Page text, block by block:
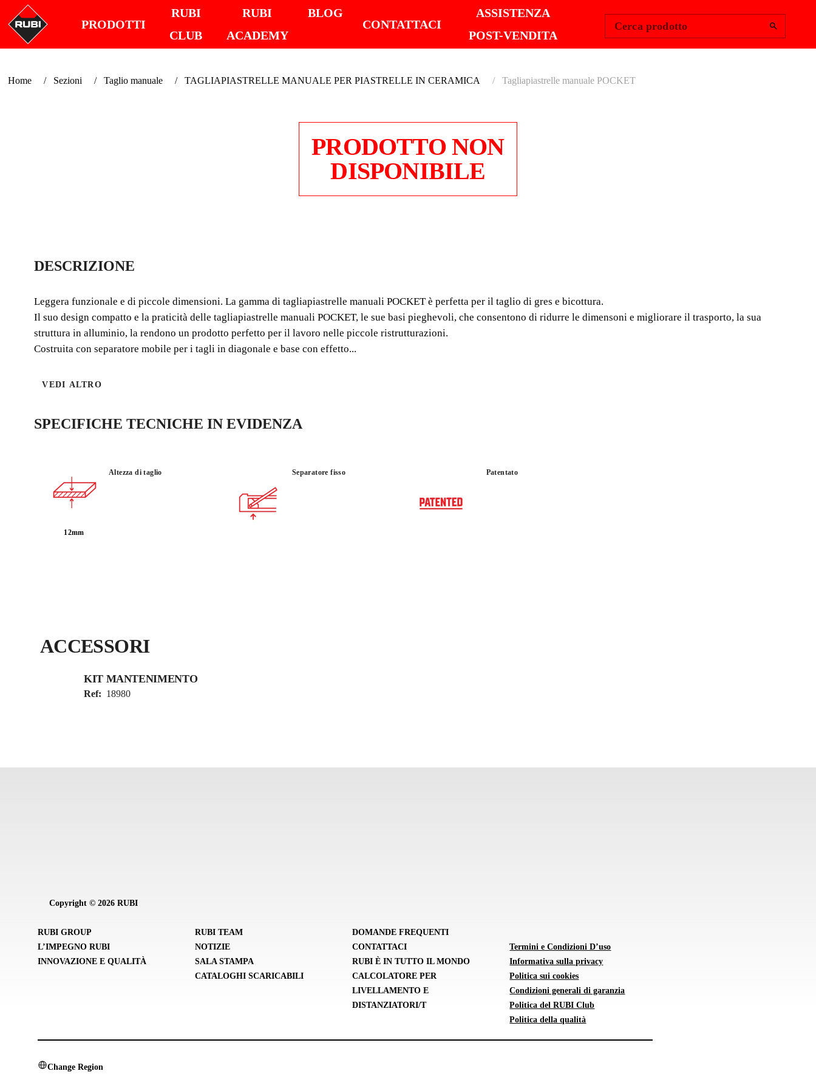
PRODOTTI
RUBI
CLUB
RUBI
ACADEMY
BLOG
CONTATTACI
ASSISTENZA
POST-VENDITA
Cerca prodotto
Home Sezioni Taglio manuale TAGLIAPIASTRELLE MANUALE PER PIASTRELLE IN CERAMICA Tagliapiastrelle manuale POCKET
PRODOTTO NON
DISPONIBILE
LEGGEREZZA E FUNZIONALITÁ IN
POCO SPAZIO.
DESCRIZIONE
Leggera funzionale e di piccole dimensioni. La gamma di tagliapiastrelle manuali POCKET è perfetta per il taglio di gres e bicottura.
Il suo design compatto e la praticità delle tagliapiastrelle manuali POCKET, le sue basi pieghevoli, che consentono di ridurre le dimensoni e migliorare il trasporto, la sua
struttura in alluminio, la rendono un prodotto perfetto per il lavoro nelle piccole ristrutturazioni.
Costruita con separatore mobile per i tagli in diagonale e base con effetto...
VEDI ALTRO
SPECIFICHE TECNICHE IN EVIDENZA
Altezza di taglio
12mm
Separatore fisso Patentato
ACCESSORI
KIT MANTENIMENTO
Ref: 18980
Copyright © 2026 RUBI
RUBI GROUP
L’IMPEGNO RUBI
INNOVAZIONE E QUALITÀ
RUBI TEAM
NOTIZIE
SALA STAMPA
CATALOGHI SCARICABILI
DOMANDE FREQUENTI
CONTATTACI
RUBI È IN TUTTO IL MONDO
CALCOLATORE PER
LIVELLAMENTO E
DISTANZIATORI/T
Termini e Condizioni D’uso
Informativa sulla privacy
Politica sui cookies
Condizioni generali di garanzia
Politica del RUBI Club
Politica della qualità
Change Region